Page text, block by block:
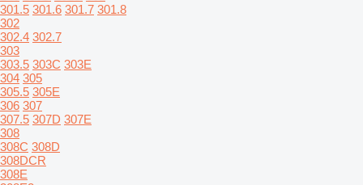
301.5 301.6 301.7 301.8
302
302.4 302.7
303
303.5 303C 303E
304 305
305.5 305E
306 307
307.5 307D 307E
308
308C 308D
308DCR
308E